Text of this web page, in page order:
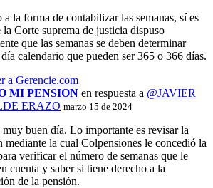
a la forma de contabilizar las semanas, sí es
la Corte suprema de justicia dispuso
que las semanas se deben determinar
calendario que pueden ser 365 o 366 días.
a Gerencie.com
MI PENSION en respuesta a @JAVIER
ERAZO marzo 15 de 2024
muy buen día. Lo importante es revisar la
mediante la cual Colpensiones le concedió la
verificar el número de semanas que le
cuenta y saber si tiene derecho a la
de la pensión.